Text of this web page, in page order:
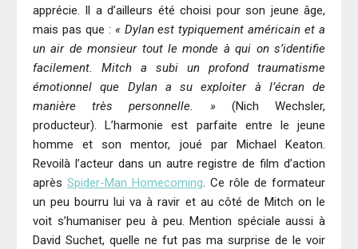
apprécie. Il a d’ailleurs été choisi pour son jeune âge,
mais pas que : « Dylan est typiquement américain et a
un air de monsieur tout le monde à qui on s’identifie
facilement. Mitch a subi un profond traumatisme
émotionnel que Dylan a su exploiter à l’écran de
manière très personnelle. » (Nich Wechsler,
producteur). L’harmonie est parfaite entre le jeune
homme et son mentor, joué par Michael Keaton.
Revoilà l’acteur dans un autre registre de film d’action
après Spider-Man Homecoming. Ce rôle de formateur
un peu bourru lui va à ravir et au côté de Mitch on le
voit s’humaniser peu à peu. Mention spéciale aussi à
David Suchet, quelle ne fut pas ma surprise de le voir